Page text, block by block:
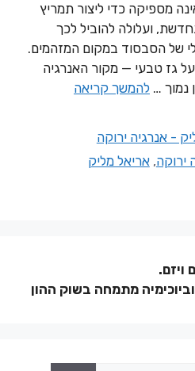
מספיקה כדי ליצור תמריץ
ועלולה להוביל לכך
של הסבסוד במקום המזהמים.
גז טבעי — מקור האנרגיה
נמוך … להמשך קריאה
- אנרגיה ירוקה
ירוקה,אריאל מליק
ויזם.
מתמחה בשוק ההון